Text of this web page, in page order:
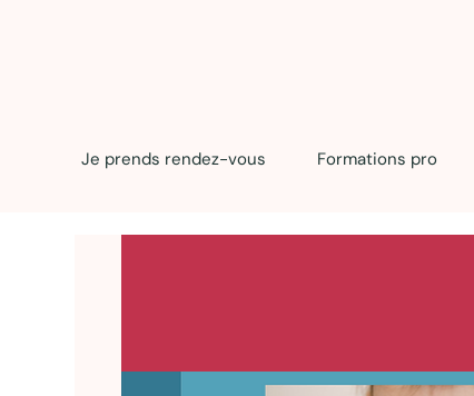
Je prends rendez-vous Formations pro